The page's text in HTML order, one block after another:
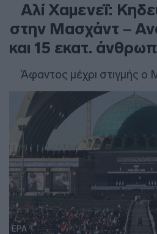
Αλί Χαμενεΐ:
στην Μασχάντ –
και 15 εκατ.
Άφαντος μέχρι στιγμής ο
EPA